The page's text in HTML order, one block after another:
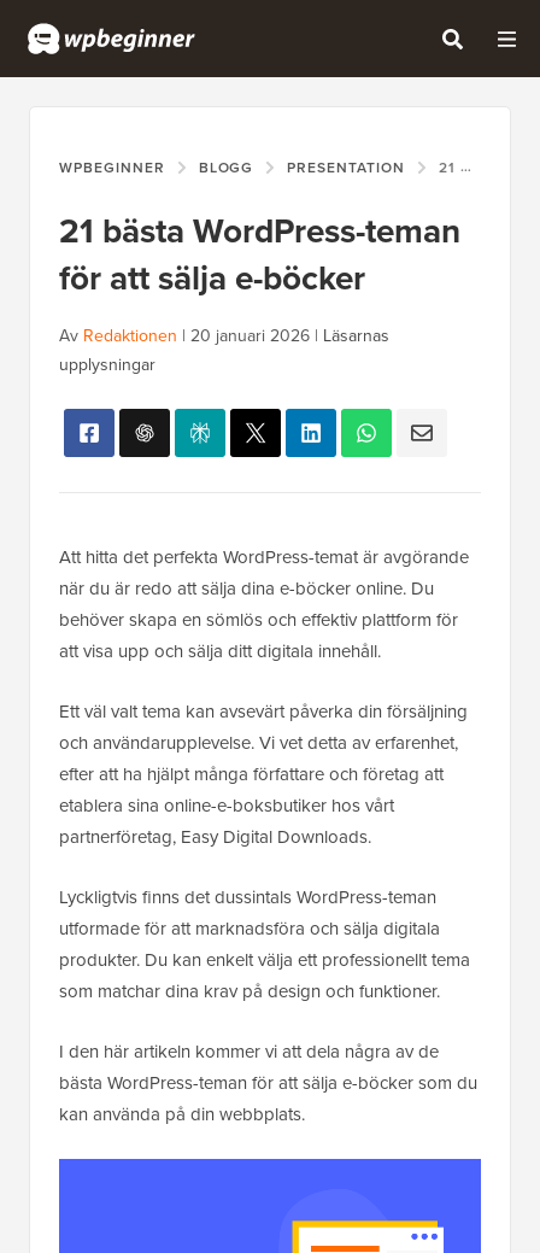
WPBEGINNER BLOGG PRESENTATION 21 BÄSTA WORDPRESS-TEMAN FÖR ATT SÄLJA E-BÖCKER
21 bästa WordPress-teman
för att sälja e-böcker
Av Redaktionen | 20 januari 2026 | Läsarnas
upplysningar
Att hitta det perfekta WordPress-temat är avgörande
när du är redo att sälja dina e-böcker online. Du
behöver skapa en sömlös och effektiv plattform för
att visa upp och sälja ditt digitala innehåll.
Ett väl valt tema kan avsevärt påverka din försäljning
och användarupplevelse. Vi vet detta av erfarenhet,
efter att ha hjälpt många författare och företag att
etablera sina online-e-boksbutiker hos vårt
partnerföretag, Easy Digital Downloads.
Lyckligtvis finns det dussintals WordPress-teman
utformade för att marknadsföra och sälja digitala
produkter. Du kan enkelt välja ett professionellt tema
som matchar dina krav på design och funktioner.
I den här artikeln kommer vi att dela några av de
bästa WordPress-teman för att sälja e-böcker som du
kan använda på din webbplats.